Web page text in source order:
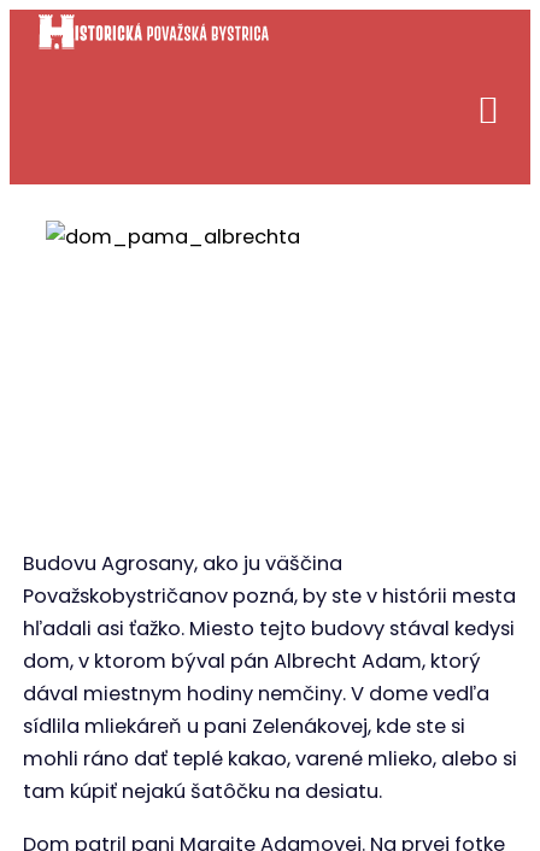
Preskočiť
Budovu Agrosany, ako ju väščina
Považskobystričanov pozná, by ste v histórii mesta
hľadali asi ťažko. Miesto tejto budovy stával kedysi
dom, v ktorom býval pán Albrecht Adam, ktorý
dával miestnym hodiny nemčiny. V dome vedľa
sídlila mliekáreň u pani Zelenákovej, kde ste si
mohli ráno dať teplé kakao, varené mlieko, alebo si
tam kúpiť nejakú šatôčku na desiatu.
Dom patril pani Margite Adamovej. Na prvej fotke